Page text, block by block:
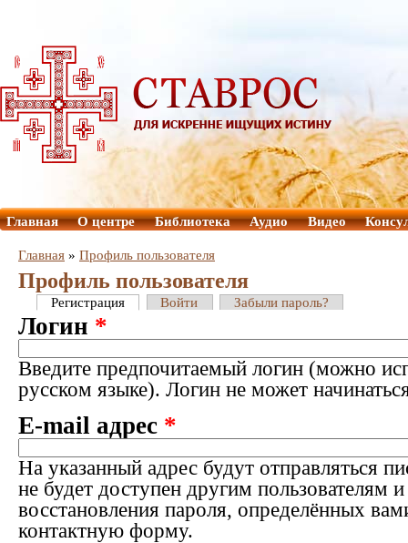
Главная О центре Библиотека Аудио Видео
Главная » Профиль пользователя
Профиль пользователя
Регистрация Войти Забыли пароль?
Логин *
Введите предпочитаемый логин (можно
русском языке). Логин не может
E-mail адрес *
На указанный адрес будут отправляться
не будет доступен другим пользователям
восстановления пароля, определённых
контактную форму.